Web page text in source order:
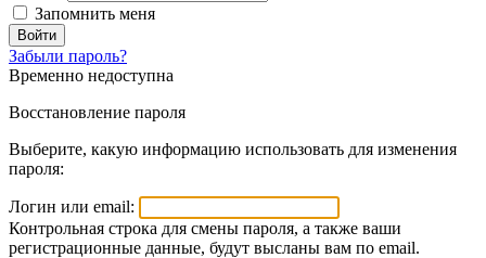
Запомнить меня
Войти
Забыли пароль?
Временно недоступна
Восстановление пароля
Выберите, какую информацию использовать для изменения
пароля:
Логин или email:
Контрольная строка для смены пароля, а также ваши
регистрационные данные, будут высланы вам по email.